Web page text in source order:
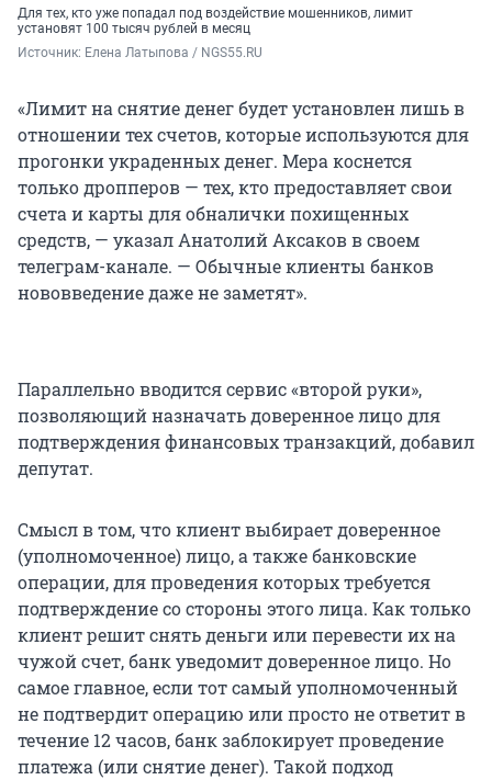
Для тех, кто уже попадал под воздействие мошенников, лимит
установят 100 тысяч рублей в месяц
Источник: Елена Латыпова / NGS55.RU
«Лимит на снятие денег будет установлен лишь в
отношении тех счетов, которые используются для
прогонки украденных денег. Мера коснется
только дропперов — тех, кто предоставляет свои
счета и карты для обналички похищенных
средств, — указал Анатолий Аксаков в своем
телеграм-канале. — Обычные клиенты банков
нововведение даже не заметят».
Параллельно вводится сервис «второй руки»,
позволяющий назначать доверенное лицо для
подтверждения финансовых транзакций, добавил
депутат.
Смыслв том, чтоклиент выбирает доверенное
(уполномоченное) лицо, а также банковские
операции, для проведения которых требуется
подтверждение со стороны этого лица. Как только
клиент решит снять деньги или перевести их на
чужой счет, банк уведомит доверенное лицо. Но
самое главное, если тот самый уполномоченный
не подтвердит операцию или просто не ответит в
течение 12 часов, банк заблокирует проведение
платежа (или снятие денег). Такой подход